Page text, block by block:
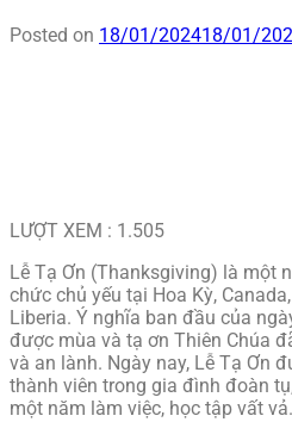
Posted on 18/01/202418/01/
LƯỢT XEM : 1.505
Lễ Tạ Ơn (Thanksgiving) là một
chức chủ yếu tại Hoa Kỳ,
Liberia. Ý nghĩa ban đầu của
được mùa và tạ ơn Thiên Chúa
và an lành. Ngày nay, Lễ Tạ Ơn
thành viên trong gia đình đoàn
một năm làm việc, học tập vất vả.